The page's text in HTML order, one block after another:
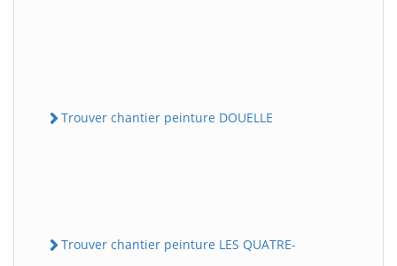
Trouver chantier peinture DOUELLE
Trouver chantier peinture LES QUATRE-